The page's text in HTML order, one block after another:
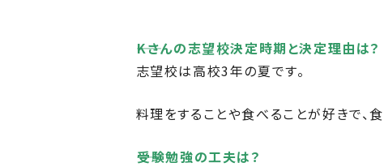
――Kさんの志望校決定時期と決定理由は？
志望校は高校3年の夏です。
料理をすることや食べることが好きで、
――受験勉強の工夫は？